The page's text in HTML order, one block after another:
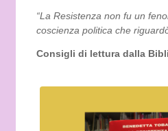
“La Resistenza non fu un
coscienza politica che
Consigli di lettura dalla